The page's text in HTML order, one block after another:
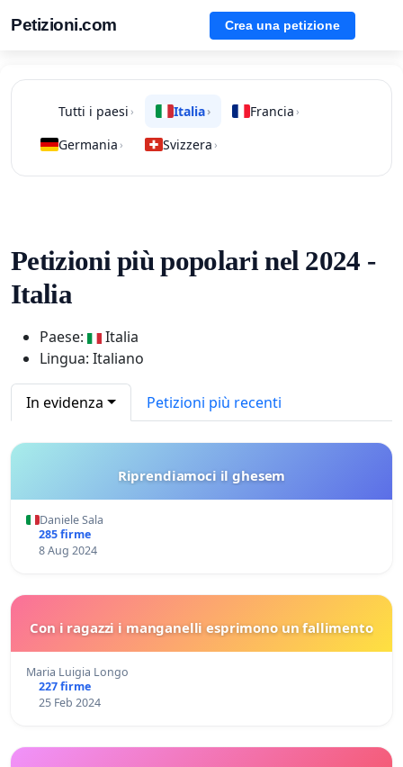
Petizioni.com Crea una petizione
Tutti i paesi › Italia› Francia ›
Germania › Svizzera ›
Petizioni più popolari nel 2024 -
Italia
Paese:
Italia
Lingua: Italiano
In evidenza Petizioni più recenti
Riprendiamoci il ghesem
Daniele Sala
285 firme
8 Aug 2024
Con i ragazzi i manganelli esprimono un fallimento
Maria Luigia Longo
227 firme
25 Feb 2024